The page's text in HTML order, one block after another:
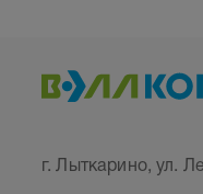
г. Лыткарино, ул.